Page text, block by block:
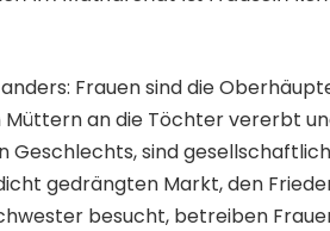
Frauen sind die
Müttern an die Töchter vererbt
Geschlechts, sind
gedrängten Markt, den
besucht, betreiben